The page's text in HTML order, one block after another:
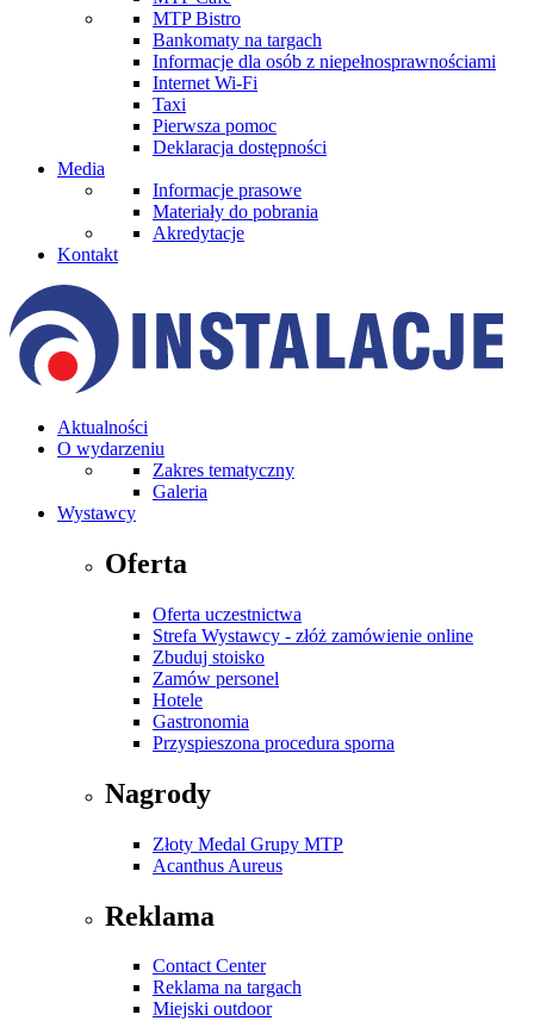
MTP Bistro
Bankomaty na targach
Informacje dla osób z niepełnosprawnościami
Internet Wi-Fi
Taxi
Pierwsza pomoc
Deklaracja dostępności
Media
Informacje prasowe
Materiały do pobrania
Akredytacje
Kontakt
Aktualności
O wydarzeniu
Zakres tematyczny
Galeria
Wystawcy
Oferta
Oferta uczestnictwa
Strefa Wystawcy - złóż zamówienie online
Zbuduj stoisko
Zamów personel
Hotele
Gastronomia
Przyspieszona procedura sporna
Nagrody
Złoty Medal Grupy MTP
Acanthus Aureus
Reklama
Contact Center
Reklama na targach
Miejski outdoor